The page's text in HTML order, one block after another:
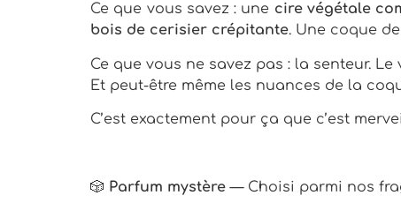
Ce que vous savez : une cire végétale
bois de cerisier crépitante. Une coque
Ce que vous ne savez pas : la senteur.
Et peut-être même les nuances de la
C’est exactement pour ça que c’est
🎲 Parfum mystère — Choisi parmi nos